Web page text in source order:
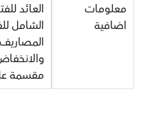
معلومات
اضافية
العائد
الشامل
المصاريف
مقسمة على